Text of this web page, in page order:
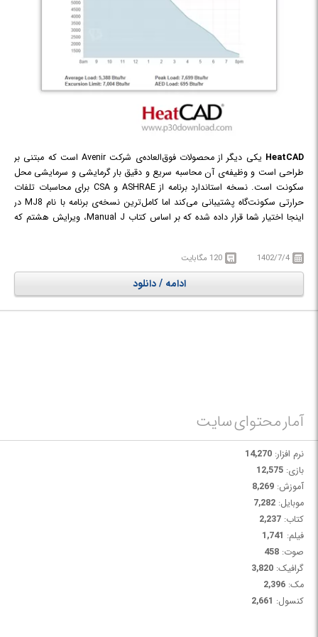
HeatCAD
یکی دیگر از محصولات فوق‌العاده‌ی شرکت Avenir است که مبتنی بر
طراحی است و وظیفه‌ی‌ آن محاسبه سریع و دقیق بار گرمایشی و سرمایشی محل
سکونت است. نسخه استاندارد برنامه از ASHRAE و CSA برای محاسبات تلفات
حرارتی سکونت‌گاه پشتیبانی می‌کند اما کامل‌ترین نسخه‌ی برنامه با نام MJ8 در
اینجا اختیار شما قرار داده شده که بر اساس کتاب Manual J، ویرایش هشتم که
جمله‌ی آن‌ها محاسبات یکپارچه بار، تشخیص اتوماتیک سطوح بدون حرارت و
نمایش سه‌بعدی در CAD اشاره کرد.
1402/7/4 120 مگابایت
ادامه / دانلود
آمار محتوای سایت
نرم افزار: 14,270
بازی: 12,575
آموزش: 8,269
موبایل: 7,282
کتاب: 2,237
فیلم: 1,741
صوت: 458
گرافیک: 3,820
مک: 2,396
کنسول: 2,661